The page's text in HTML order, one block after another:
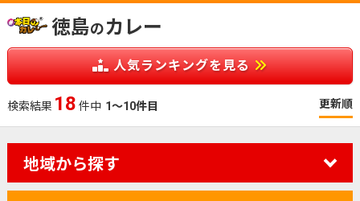
徳島のカレー
人気ランキングを見る
検索結果 18 件中 1～10件目 更新順
地域から探す